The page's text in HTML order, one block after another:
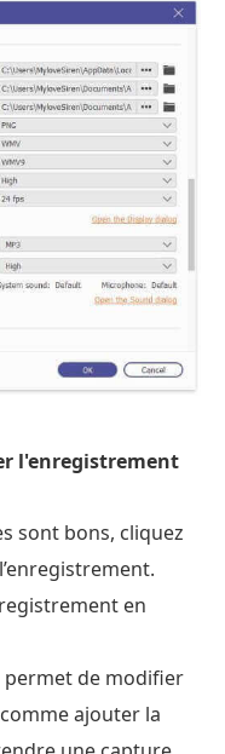
l'enregistrement
sont bons, cliquez
en
permet de modifier
ajouter la